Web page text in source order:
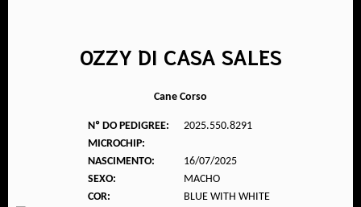
OZZY DI CASA SALES
Cane Corso
Nº DO PEDIGREE:
2025.550.8291
MICROCHIP:
NASCIMENTO:
16/07/2025
SEXO:
MACHO
COR:
BLUE WITH WHITE